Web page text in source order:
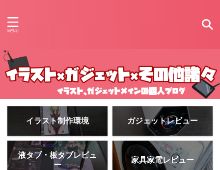
イラスト制作環境 ガジェットレビュー
液タブ・板タブレビュ
ー
家具家電レビュー